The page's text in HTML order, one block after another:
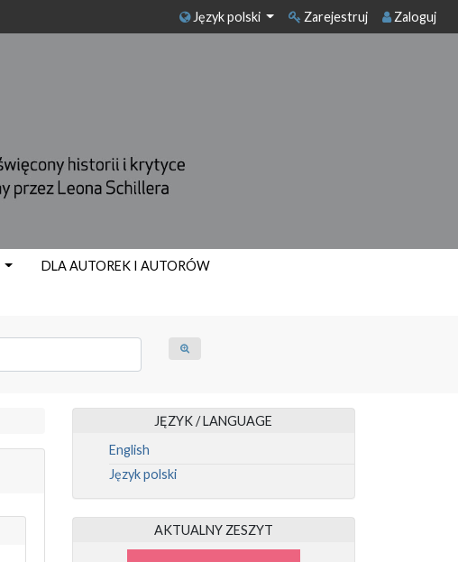
Język polski Zarejestruj Zaloguj
DLA AUTOREK I AUTORÓW
JĘZYK / LANGUAGE
English
Język polski
AKTUALNY ZESZYT